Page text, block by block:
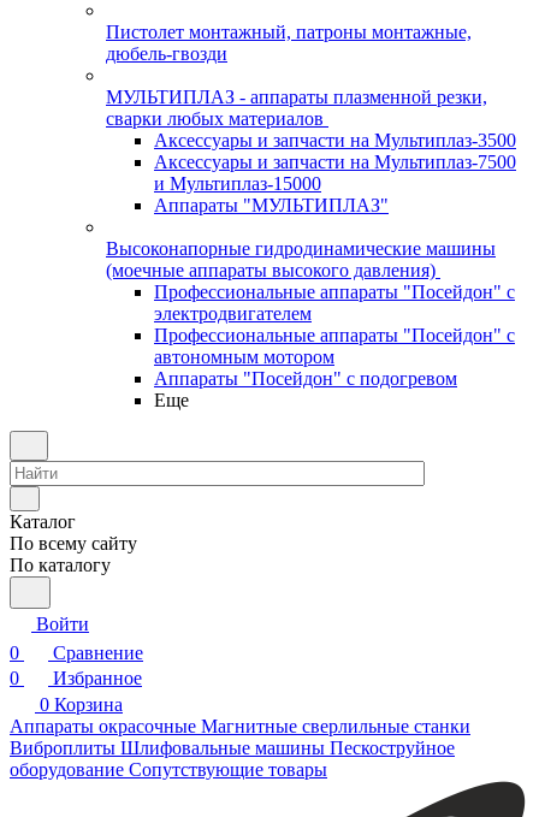
Пистолет монтажный, патроны монтажные,
дюбель-гвозди
МУЛЬТИПЛАЗ - аппараты плазменной резки,
сварки любых материалов
Аксессуары и запчасти на Мультиплаз-3500
Аксессуары и запчасти на Мультиплаз-7500
и Мультиплаз-15000
Аппараты "МУЛЬТИПЛАЗ"
Высоконапорные гидродинамические машины
(моечные аппараты высокого давления)
Профессиональные аппараты "Посейдон" с
электродвигателем
Профессиональные аппараты "Посейдон" с
автономным мотором
Аппараты "Посейдон" с подогревом
Еще
Каталог
По всему сайту
По каталогу
Войти
0
Сравнение
0
Избранное
0 Корзина
Аппараты окрасочные Магнитные сверлильные станки
Виброплиты Шлифовальные машины Пескоструйное
оборудование Сопутствующие товары